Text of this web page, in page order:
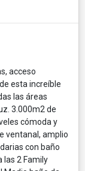
acceso
esta increíble
las áreas
3.000m2 de
cómoda y
ventanal, amplio
con baño
las 2 Family